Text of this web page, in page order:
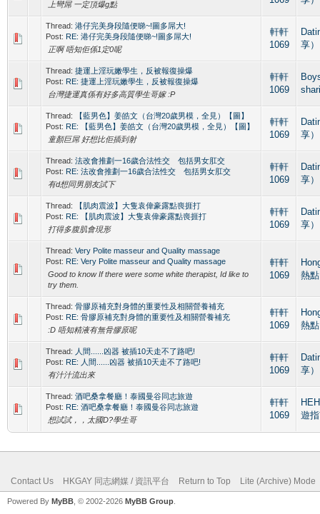
上彎屌 一定頂爆g點
Thread: 港仔完美身段隨便睇~!圖多屌大!
Post: RE: 港仔完美身段隨便睇~!圖多屌大!
正啊 唔知佢係1定0呢
軒軒
1069
享）
Thread: 捷運上淫玩嫩學生，反被報復操爆
Post: RE: 捷運上淫玩嫩學生，反被報復操爆
台灣捷運真係有好多高質學生哥嫁 :P
軒軒
1069
Thread:
【藍男色】姜皓文（台灣20歲男模，全見）【圖】
Post: RE: 【藍男色】姜皓文（台灣20歲男模，全見）【圖】
童顏巨屌 好想比佢插到射
軒軒
1069
享）
Thread: 法改會推劃一16歲合法性交 包括男女肛交
Post: RE: 法改會推劃一16歲合法性交 包括男女肛交
有d想同男朋友試下
軒軒
1069
享）
Thread:
【肌肉震波】大隻袁偉豪露點喪捱打
Post: RE: 【肌肉震波】大隻袁偉豪露點喪捱打
打得多腹肌會現形
軒軒
1069
享）
Thread: Very Polite masseur and Quality massage
Post: RE: Very Polite masseur and Quality massage
Good to know If there were some white therapist, Id like to
try them.
軒軒
1069
熱
Thread: 骨膠原補充對身體的重要性及相關營養補充
Post: RE: 骨膠原補充對身體的重要性及相關營養補充
:D 唔知精液有無骨膠原呢
軒軒
1069
熱
Thread: 人間......凶器 被插10天走不了路吧!
Post: RE: 人間......凶器 被插10天走不了路吧!
有汁汁流出來
軒軒
1069
享）
Thread: 酒吧桑拿餐廳！泰國曼谷同志旅遊
Post: RE: 酒吧桑拿餐廳！泰國曼谷同志旅遊
想試試，，太國D?學生哥
軒軒
1069
遊
Contact Us HKGAY 同志網媒 / 資訊平台 Return to Top Lite (Archive) Mode
Powered By MyBB , © 2002-2026 MyBB Group